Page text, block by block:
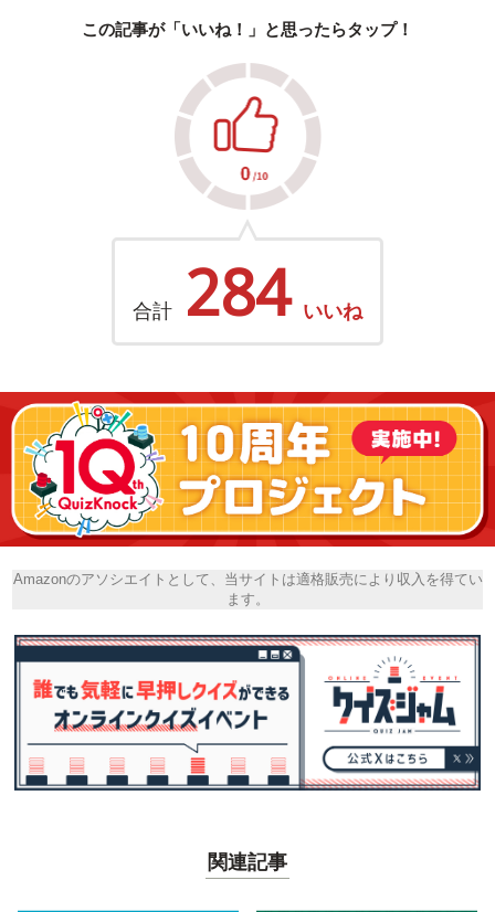
この記事が「いいね！」と思ったらタップ！
合計 284 いいね
Amazonのアソシエイトとして、当サイトは適格販売により収入を得てい
ます。
関連記事